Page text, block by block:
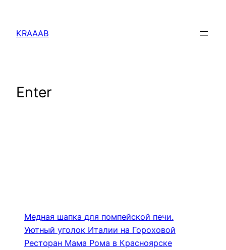
содержимому
KRAAAB
Enter
Медная шапка для помпейской печи.
Уютный уголок Италии на Гороховой
Ресторан Мама Рома в Красноярске